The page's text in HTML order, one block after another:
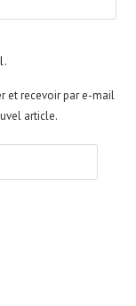
et recevoir par e-mail
article.